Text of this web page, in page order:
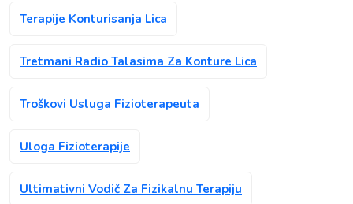
Terapije Konturisanja Lica
Tretmani Radio Talasima Za Konture Lica
Troškovi Usluga Fizioterapeuta
Uloga Fizioterapije
Ultimativni Vodič Za Fizikalnu Terapiju